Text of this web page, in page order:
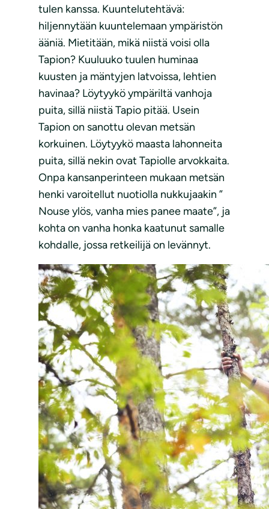
tulen kanssa. Kuuntelutehtävä:
hiljennytään kuuntelemaan ympäristön
ääniä. Mietitään, mikä niistä voisi olla
Tapion? Kuuluuko tuulen huminaa
kuusten ja mäntyjen latvoissa, lehtien
havinaa? Löytyykö ympäriltä vanhoja
puita, sillä niistä Tapio pitää. Usein
Tapion on sanottu olevan metsän
korkuinen. Löytyykö maasta lahonneita
puita, sillä nekin ovat Tapiolle arvokkaita.
Onpa kansanperinteen mukaan metsän
henki varoitellut nuotiolla nukkujaakin ”
Nouse ylös, vanha mies panee maate”, ja
kohta on vanha honka kaatunut samalle
kohdalle, jossa retkeilijä on levännyt.